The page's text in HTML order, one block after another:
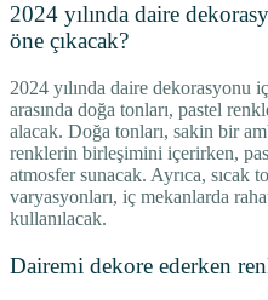
2024 yılında daire
öne çıkacak?
2024 yılında daire dekorasyonu
arasında doğa tonları, pastel
alacak. Doğa tonları, sakin bir
renklerin birleşimini içerirken,
atmosfer sunacak. Ayrıca, sıcak
varyasyonları, iç mekanlarda
kullanılacak.
Dairemi dekore ederken